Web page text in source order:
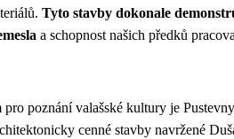
Tyto stavby dokonale
a schopnost našich předků
poznání valašské kultury je
cenné stavby navržené